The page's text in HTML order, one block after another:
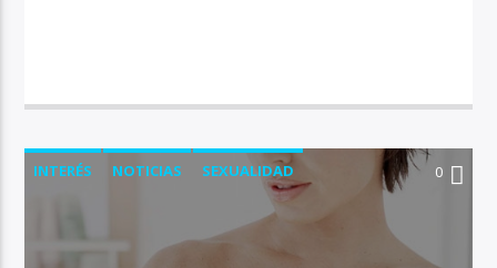
INTERÉS NOTICIAS SEXUALIDAD 0